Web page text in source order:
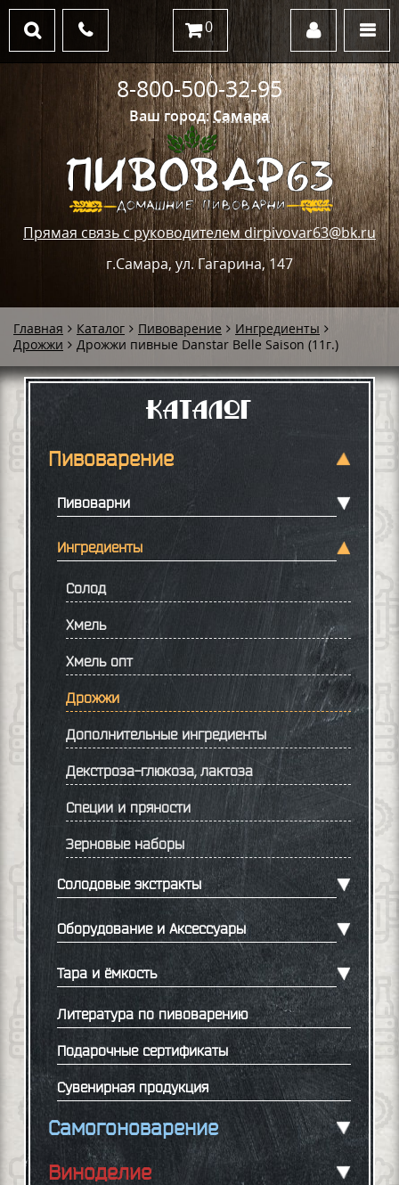
Ваш город:Самара
Прямая связь с руководителем dirpivovar63@bk.ru
г.Самара, ул. Гагарина, 147
8-800-500-32-95
0
Главная Каталог Пивоварение
Ингредиенты
Дрожжи
Дрожжи пивные Danstar Belle Saison (11г.)
Каталог
Пивоварение
Пивоварни
Ингредиенты
Солод
Хмель
Хмель опт
Дрожжи
Дополнительные ингредиенты
Декстроза-глюкоза, лактоза
Специи и пряности
Зерновые наборы
Солодовые экстракты
Оборудование и Аксессуары
Тара и ёмкость
Литература по пивоварению
Подарочные сертификаты
Сувенирная продукция
Самогоноварение
Виноделие